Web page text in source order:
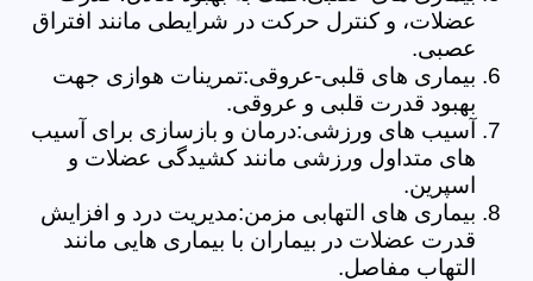
عضلات، و کنترل حرکت در شرایطی مانند افتراق
عصبی.
بیماری های قلبی-عروقی:تمرینات هوازی جهت
بهبود قدرت قلبی و عروقی.
آسیب های ورزشی:درمان و بازسازی برای آسیب
های متداول ورزشی مانند کشیدگی عضلات و
اسپرین.
بیماری های التهابی مزمن:مدیریت درد و افزایش
قدرت عضلات در بیماران با بیماری هایی مانند
التهاب مفاصل.